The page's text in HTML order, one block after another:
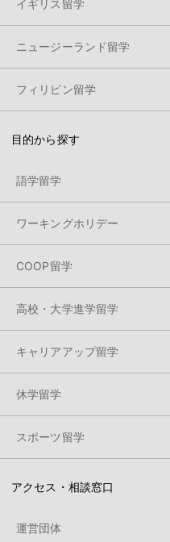
イギリス留学
ニュージーランド留学
フィリピン留学
目的から探す
語学留学
ワーキングホリデー
COOP留学
高校・大学進学留学
キャリアアップ留学
休学留学
スポーツ留学
アクセス・相談窓口
運営団体